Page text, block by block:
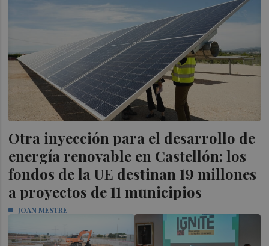
Otra inyección para el desarrollo de
energía renovable en Castellón: los
fondos de la UE destinan 19 millones
a proyectos de 11 municipios
JOAN MESTRE